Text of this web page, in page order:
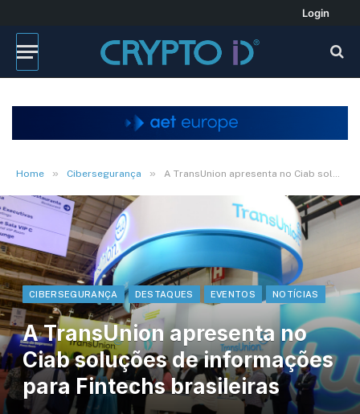
Login
Home » Cibersegurança » A TransUnion apresenta no Ciab soluções de informações para Fintechs brasileiras
CIBERSEGURANÇA DESTAQUES EVENTOS NOTÍCIAS
A TransUnion apresenta no
Ciab soluções de informações
para Fintechs brasileiras